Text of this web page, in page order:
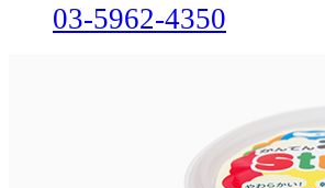
03-5962-4350